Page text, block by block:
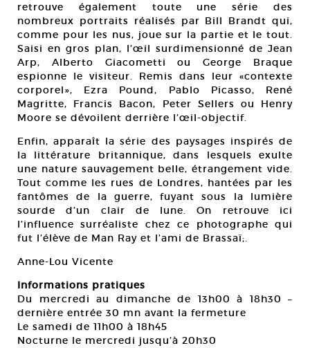
retrouve également toute une série des
nombreux portraits réalisés par Bill Brandt qui,
comme pour les nus, joue sur la partie et le tout.
Saisi en gros plan, l’œil surdimensionné de Jean
Arp, Alberto Giacometti ou George Braque
espionne le visiteur. Remis dans leur «contexte
corporel», Ezra Pound, Pablo Picasso, René
Magritte, Francis Bacon, Peter Sellers ou Henry
Moore se dévoilent derrière l’œil-objectif.
Enfin, apparaît la série des paysages inspirés de
la littérature britannique, dans lesquels exulte
une nature sauvagement belle, étrangement vide.
Tout comme les rues de Londres, hantées par les
fantômes de la guerre, fuyant sous la lumière
sourde d’un clair de lune. On retrouve ici
l’influence surréaliste chez ce photographe qui
fut l’élève de Man Ray et l’ami de Brassaï;.
Anne-Lou Vicente
Informations pratiques
Du mercredi au dimanche de 13h00 à 18h30 –
dernière entrée 30 mn avant la fermeture
Le samedi de 11h00 à 18h45
Nocturne le mercredi jusqu’à 20h30